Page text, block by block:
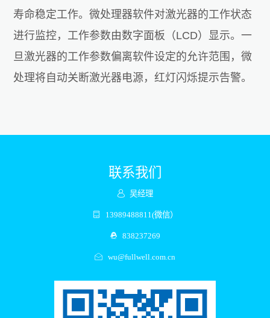
寿命稳定工作。微处理器软件对激光器的工作状态
进行监控，工作参数由数字面板（LCD）显示。一
旦激光器的工作参数偏离软件设定的允许范围，微
处理将自动关断激光器电源，红灯闪烁提示告警。
联系我们
吴经理
13989488811(微信）
838237269
wu@fullwell.com.cn